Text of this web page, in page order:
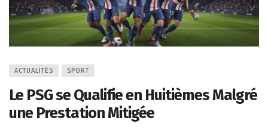
ACTUALITÉS SPORT
Le PSG se Qualifie en Huitièmes Malgré
une Prestation Mitigée